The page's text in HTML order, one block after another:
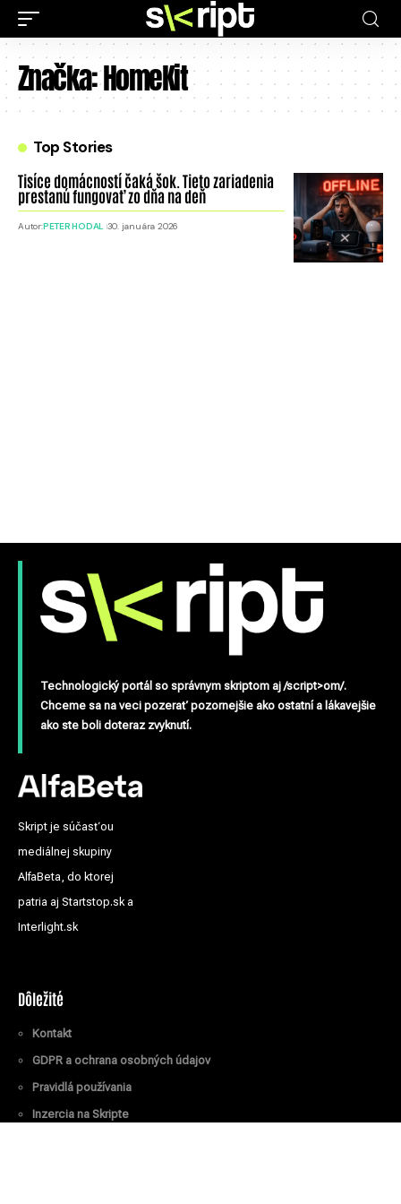
Značka:HomeKit
Top Stories
Tisíce domácností čaká šok. Tieto zariadenia
prestanú fungovať zo dňa na deň
Autor:PETER HODAL 30. januára 2026
Technologický portál so správnym skriptom aj /script>om/.
Chceme sa na veci pozerať pozornejšie ako ostatní a lákavejšie
ako ste boli doteraz zvyknutí.
Skript je súčasťou
mediálnej skupiny
AlfaBeta, do ktorej
patria aj Startstop.sk a
Interlight.sk
Dôležité
Kontakt
GDPR a ochrana osobných údajov
Pravidlá používania
Inzercia na Skripte